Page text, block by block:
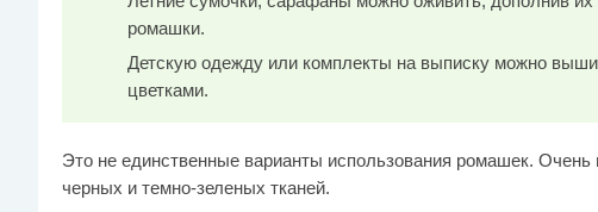
ромашки.
Детскую одежду или комплекты на выписку можно
цветками.
Это не единственные варианты использования ромашек. Очень
черных и темно-зеленых тканей.